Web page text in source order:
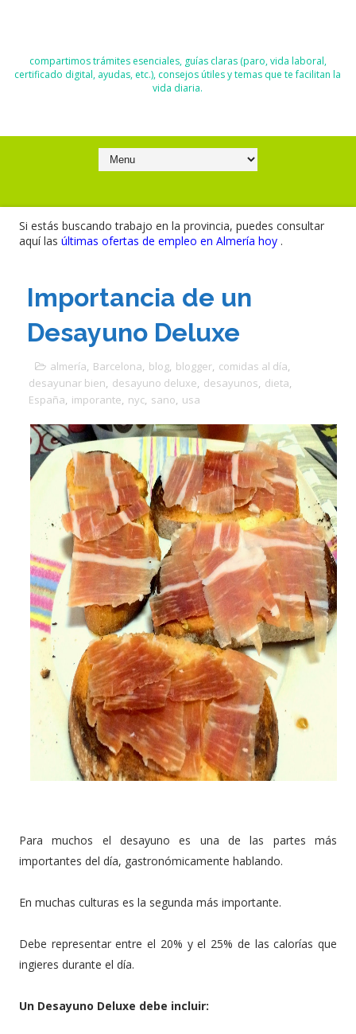
compartimos trámites esenciales, guías claras (paro, vida laboral,
certificado digital, ayudas, etc.), consejos útiles y temas que te facilitan la
vida diaria.
Si estás buscando trabajo en la provincia, puedes consultar
aquí las últimas ofertas de empleo en Almería hoy .
Importancia de un
Desayuno Deluxe
almería, Barcelona, blog, blogger, comidas al día,
desayunar bien, desayuno deluxe, desayunos, dieta,
España, imporante, nyc, sano, usa
Para muchos el desayuno es una de las partes más
importantes del día, gastronómicamente hablando.
En muchas culturas es la segunda más importante.
Debe representar entre el 20% y el 25% de las calorías que
ingieres durante el día.
Un Desayuno Deluxe debe incluir: